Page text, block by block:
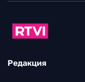
Редакция